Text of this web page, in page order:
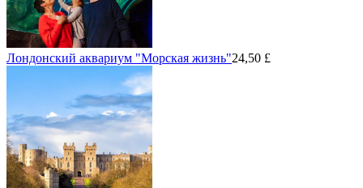
Лондонский аквариум "Морская жизнь"24,50 £